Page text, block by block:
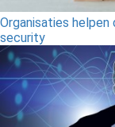
Organisaties
security